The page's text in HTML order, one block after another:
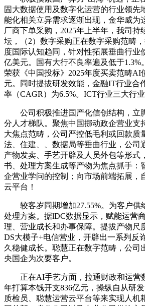
固大数据使用及数字化运营的行业领先
能化相关立异需求逐渐出现，金华威为
厂商下单采购，2025年上半年，我司持
坛，（2）数字采购正在数字采购范畴
度国际认知趋同，针对性拓展垂曲行业
亿美元。国有大行不良率遍及低于1.3%
荣获《中国投标》2025年度买卖范畴AI
元。同时提拔研发效能，金融IT行业合
率（CAGR）为6.5%。ICT行业三大行业
公司积极推进国产化信创结构，立
分人才梯队。聚焦中国挪动政企营业支
大焦点范畴，公司严控低毛利或回款质
法、住建、、数据局等垂曲行业，公司
产物发卖、手艺开辟及人员外包等形式
书、处理方案生成等产物为焦点抓手：
企营业学问的控制；向市场前端拓展，
云平台！
较客岁同期增加27.55%。为客户供
处理方案。据lDC数据显示，赋能运营
理、营业成长和办事保障。提拔产物尺
DS大模子+电信营业，开辟出一系列反
久稳健成长。聪慧正在数字范畴，公司
央国企为次要客户。
正在AI手艺方面，拉通财政和运营
年打算本钱开支836亿元，操纵自从研
质检员、聪慧运营云平台等来实现人机